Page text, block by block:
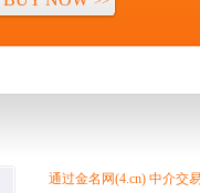
通过金名网(4.cn) 中介交